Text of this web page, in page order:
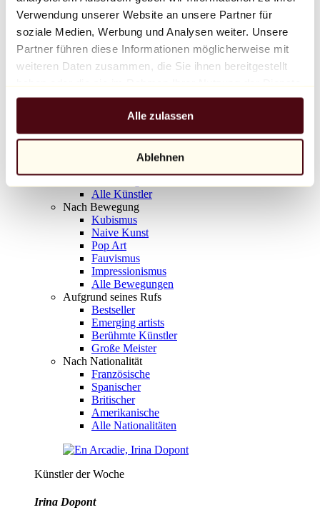
Verwendung unserer Website an unsere Partner für
soziale Medien, Werbung und Analysen weiter. Unsere
Partner führen diese Informationen möglicherweise mit
weiteren Daten zusammen, die Sie ihnen bereitgestellt
gesammelt haben.
Alle zulassen
Ablehnen
Balloon Dog (Orange)
Jeff Koons
10.000 €
Entdecken
Alle Bildhauer
Alle Fotografen
Alle Künstler
Nach Bewegung
Kubismus
Naive Kunst
Pop Art
Fauvismus
Impressionismus
Alle Bewegungen
Aufgrund seines Rufs
Bestseller
Emerging artists
Berühmte Künstler
Große Meister
Nach Nationalität
Französische
Spanischer
Britischer
Amerikanische
Alle Nationalitäten
Künstler der Woche
Irina Dopont